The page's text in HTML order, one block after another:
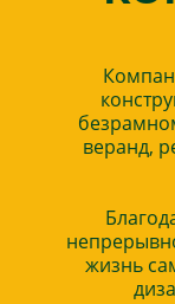
веранд,
жизнь